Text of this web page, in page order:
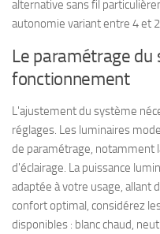
alternative sans fil
autonomie variant entre 4 et
Le paramétrage
fonctionnement
L'ajustement du système
réglages. Les luminaires
de paramétrage, notamment
d'éclairage. La puissance
adaptée à votre usage, allant
confort optimal, considérez
disponibles : blanc chaud,